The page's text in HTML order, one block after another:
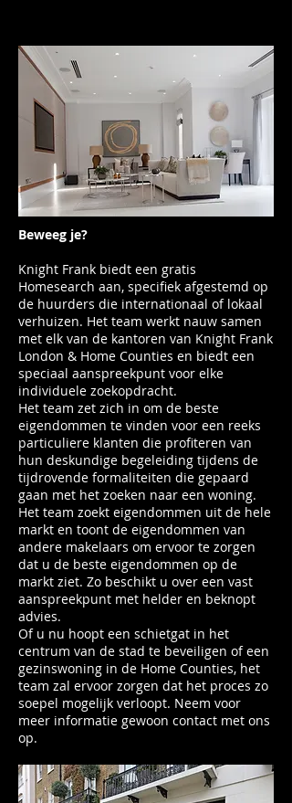
Beweeg je?
Knight Frank biedt een gratis
Homesearch aan, specifiek afgestemd op
de huurders die internationaal of lokaal
verhuizen. Het team werkt nauw samen
met elk van de kantoren van Knight Frank
London & Home Counties en biedt een
speciaal aanspreekpunt voor elke
individuele zoekopdracht.
Het team zet zich in om de beste
eigendommen te vinden voor een reeks
particuliere klanten die profiteren van
hun deskundige begeleiding tijdens de
tijdrovende formaliteiten die gepaard
gaan met het zoeken naar een woning.
Het team zoekt eigendommen uit de hele
markt en toont de eigendommen van
andere makelaars om ervoor te zorgen
dat u de beste eigendommen op de
markt ziet. Zo beschikt u over een vast
aanspreekpunt met helder en beknopt
advies.
Of u nu hoopt een schietgat in het
centrum van de stad te beveiligen of een
gezinswoning in de Home Counties, het
team zal ervoor zorgen dat het proces zo
soepel mogelijk verloopt. Neem voor
meer informatie gewoon contact met ons
op.